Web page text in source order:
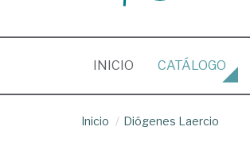
INICIO (CURRENT)
CATÁLOGO
Inicio Diógenes Laercio